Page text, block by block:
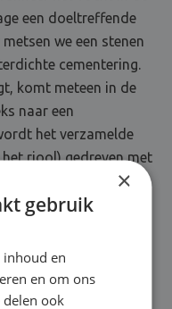
een doeltreffende
we een stenen
cementering.
komt meteen in de
naar een
het verzamelde
riool) gedreven met
×
gebruik
inhoud en
en om ons
delen ook